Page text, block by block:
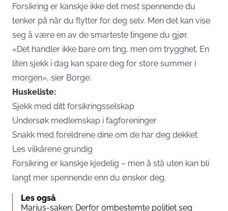
Forsikring er kanskje ikke det mest spennende du
tenker på når du flytter for deg selv. Men det kan vise
seg å være en av de smarteste tingene du gjør.
«Det handler ikke bare om ting, men om trygghet. En
liten sjekk i dag kan spare deg for store summer i
morgen», sier Borge.
Huskeliste:
Sjekk med ditt forsikringsselskap
Undersøk medlemskap i fagforeninger
Snakk med foreldrene dine om de har deg dekket
Les vilkårene grundig
Forsikring er kanskje kjedelig – men å stå uten kan bli
langt mer spennende enn du ønsker deg.
Les også
Marius-saken: Derfor ombestemte politiet seg